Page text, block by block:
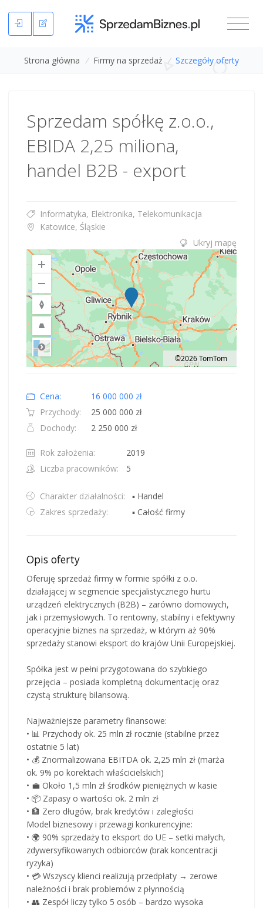
Strona główna / Firmy na sprzedaż / Szczegóły oferty
Sprzedam spółkę z.o.o.,
EBIDA 2,25 miliona,
handel B2B - export
Informatyka, Elektronika, Telekomunikacja
Katowice, Śląskie
Ukryj mapę
Road
©2026 TomTom
Cena:
16 000 000 zł
Przychody:
25 000 000 zł
Dochody:
2 250 000 zł
Rok założenia:
2019
Liczba pracowników:
5
Charakter działalności:
▪ Handel
Zakres sprzedaży:
▪ Całość firmy
Opis oferty
Oferuję sprzedaż firmy w formie spółki z o.o.
działającej w segmencie specjalistycznego hurtu
urządzeń elektrycznych (B2B) – zarówno domowych,
jak i przemysłowych. To rentowny, stabilny i efektywny
operacyjnie biznes na sprzedaż, w którym aż 90%
sprzedaży stanowi eksport do krajów Unii Europejskiej.
Spółka jest w pełni przygotowana do szybkiego
przejęcia – posiada kompletną dokumentację oraz
czystą strukturę bilansową.
Najważniejsze parametry finansowe:
• 📊 Przychody ok. 25 mln zł rocznie (stabilne przez
ostatnie 5 lat)
• 💰 Znormalizowana EBITDA ok. 2,25 mln zł (marża
ok. 9% po korektach właścicielskich)
• 💼 Około 1,5 mln zł środków pieniężnych w kasie
• 📦 Zapasy o wartości ok. 2 mln zł
• 🏦 Zero długów, brak kredytów i zaległości
Model biznesowy i przewagi konkurencyjne:
• 🌍 90% sprzedaży to eksport do UE – setki małych,
zdywersyfikowanych odbiorców (brak koncentracji
ryzyka)
• 💳 Wszyscy klienci realizują przedpłaty → zerowe
należności i brak problemów z płynnością
• 👥 Zespół liczy tylko 5 osób – bardzo wysoka